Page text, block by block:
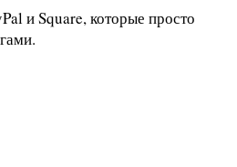
и Square, которые просто